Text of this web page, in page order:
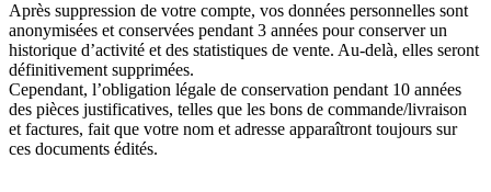
Après suppression de votre compte, vos données personnelles sont
anonymisées et conservées pendant 3 années pour conserver un
historique d’activité et des statistiques de vente. Au-delà, elles seront
définitivement supprimées.
Cependant, l’obligation légale de conservation pendant 10 années
des pièces justificatives, telles que les bons de commande/livraison
et factures, fait que votre nom et adresse apparaîtront toujours sur
ces documents édités.